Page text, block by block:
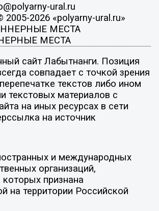
ural.ru
2026 «polyarny-ural.ru»
МЕСТА
МЕСТА
сайт Лабытнанги. Позиция
совпадает с точкой зрения
текстов либо ином
текстовых материалов с
на иных ресурсах в сети
на источник
и международных
организаций,
которых признана
на территории Российской